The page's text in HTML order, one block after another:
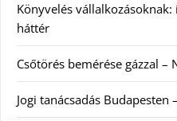
Könyvelés
háttér
Csőtörés bemérése gázzal –
Jogi tanácsadás